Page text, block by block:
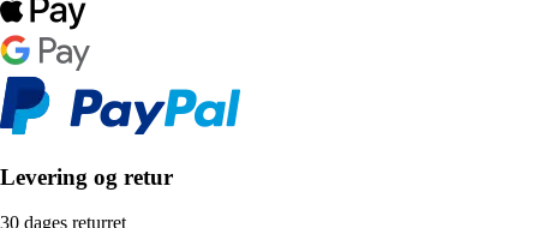
Levering og retur
30 dages returret